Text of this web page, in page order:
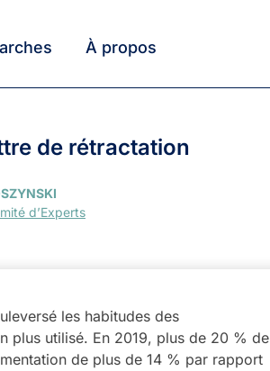
À propos
de rétractation
d’Experts
les habitudes des
plus utilisé. En 2019, plus de 20 % de
de plus de 14 % par rapport